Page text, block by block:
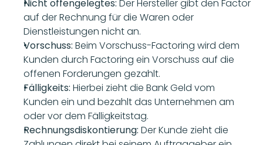
Nicht offengelegtes: Der Hersteller gibt den Factor
auf der Rechnung für die Waren oder
Dienstleistungen nicht an.
Vorschuss: Beim Vorschuss-Factoring wird dem
Kunden durch Factoring ein Vorschuss auf die
offenen Forderungen gezahlt.
Fälligkeits: Hierbei zieht die Bank Geld vom
Kunden ein und bezahlt das Unternehmen am
oder vor dem Fälligkeitstag.
Rechnungsdiskontierung: Der Kunde zieht die